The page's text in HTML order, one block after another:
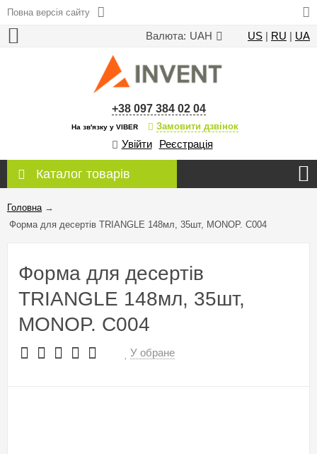
Повна версія сайту
Валюта: UAH US | RU | UA
+38 097 384 02 04
На зв'язку у VIBER Замовити дзвінок
Увійти Реєстрація
Каталог товарів
Головна →
Форма для десертів TRIANGLE 148мл, 35шт, MONOP. C004
Форма для десертів
TRIANGLE 148мл, 35шт,
MONOP. C004
У обране